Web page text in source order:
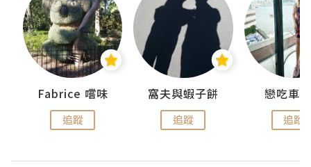
Fabrice 嚐味
追蹤
窩夫與蝦子餅
追蹤
戀吃車
追蹤